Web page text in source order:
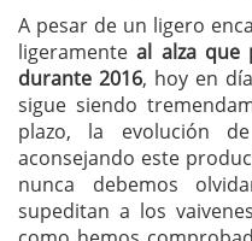
A pesar de un ligero
ligeramenteal alza que
durante 2016, hoy en
sigue siendo
plazo, la evolución
aconsejando este
nunca debemos
supeditan a los